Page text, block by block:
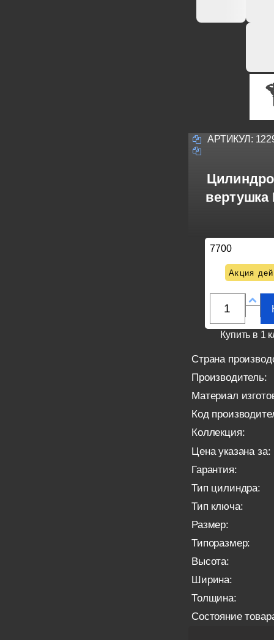
АРТИКУЛ:
вертушка
7700
Акция
Купить в 1
Страна
Производитель:
Материал
Код
Коллекция:
Цена указана за:
Гарантия:
Тип цилиндра:
Тип ключа:
Размер:
Типоразмер:
Высота:
Ширина:
Толщина:
Состояние